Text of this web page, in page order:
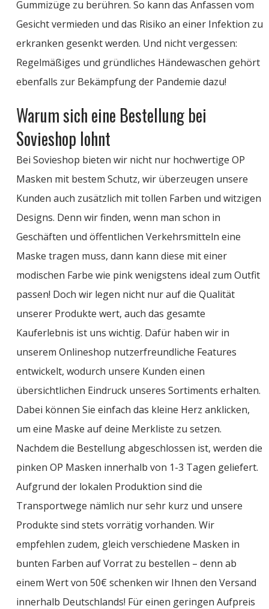
Gummizüge zu berühren. So kann das Anfassen vom
Gesicht vermieden und das Risiko an einer Infektion zu
erkranken gesenkt werden. Und nicht vergessen:
Regelmäßiges und gründliches Händewaschen gehört
ebenfalls zur Bekämpfung der Pandemie dazu!
Warum sich eine Bestellung bei
Sovieshop lohnt
Bei Sovieshop bieten wir nicht nur hochwertige OP
Masken mit bestem Schutz, wir überzeugen unsere
Kunden auch zusätzlich mit tollen Farben und witzigen
Designs. Denn wir finden, wenn man schon in
Geschäften und öffentlichen Verkehrsmitteln eine
Maske tragen muss, dann kann diese mit einer
modischen Farbe wie pink wenigstens ideal zum Outfit
passen! Doch wir legen nicht nur auf die Qualität
unserer Produkte wert, auch das gesamte
Kauferlebnis ist uns wichtig. Dafür haben wir in
unserem Onlineshop nutzerfreundliche Features
entwickelt, wodurch unsere Kunden einen
übersichtlichen Eindruck unseres Sortiments erhalten.
Dabei können Sie einfach das kleine Herz anklicken,
um eine Maske auf deine Merkliste zu setzen.
Nachdem die Bestellung abgeschlossen ist, werden die
pinken OP Masken innerhalb von 1-3 Tagen geliefert.
Aufgrund der lokalen Produktion sind die
Transportwege nämlich nur sehr kurz und unsere
Produkte sind stets vorrätig vorhanden. Wir
empfehlen zudem, gleich verschiedene Masken in
bunten Farben auf Vorrat zu bestellen – denn ab
einem Wert von 50€ schenken wir Ihnen den Versand
innerhalb Deutschlands! Für einen geringen Aufpreis